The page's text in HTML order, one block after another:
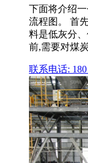
下面将介绍
流程图。 首
料是低灰分
前,需要对煤
联系电话: 180